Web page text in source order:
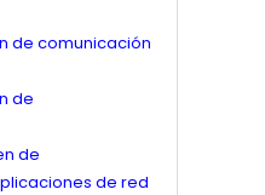
de comunicación
de
de
de red